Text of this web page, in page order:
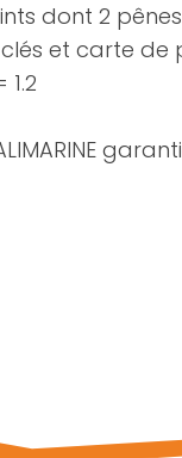
dont 2
et carte de